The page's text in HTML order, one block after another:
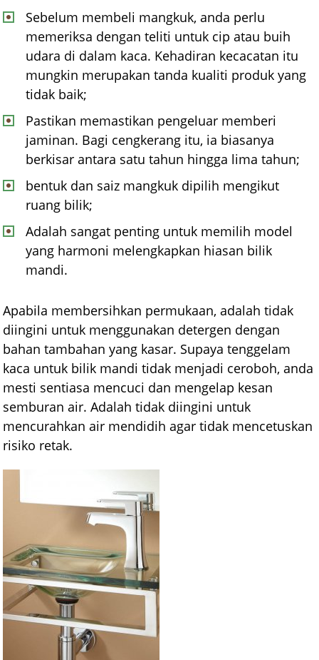
Sebelum membeli mangkuk, anda perlu
memeriksa dengan teliti untuk cip atau buih
udara di dalam kaca. Kehadiran kecacatan itu
mungkin merupakan tanda kualiti produk yang
tidak baik;
Pastikan memastikan pengeluar memberi
jaminan. Bagi cengkerang itu, ia biasanya
berkisar antara satu tahun hingga lima tahun;
bentuk dan saiz mangkuk dipilih mengikut
ruang bilik;
Adalah sangat penting untuk memilih model
yang harmoni melengkapkan hiasan bilik
mandi.
Apabila membersihkan permukaan, adalah tidak
diingini untuk menggunakan detergen dengan
bahan tambahan yang kasar. Supaya tenggelam
kaca untuk bilik mandi tidak menjadi ceroboh, anda
mesti sentiasa mencuci dan mengelap kesan
semburan air. Adalah tidak diingini untuk
mencurahkan air mendidih agar tidak mencetuskan
risiko retak.